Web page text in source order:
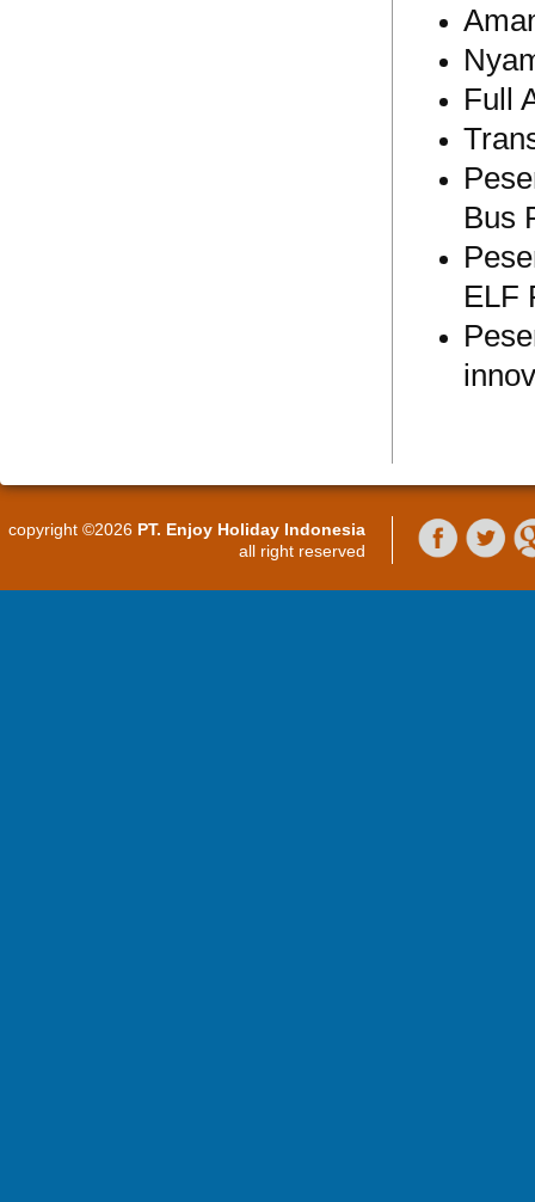
Full
Bus
ELF
innov
copyright ©2026 PT. Enjoy Holiday Indonesia
all right reserved